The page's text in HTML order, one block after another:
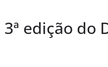
edição do